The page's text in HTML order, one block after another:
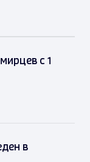
с 1
в